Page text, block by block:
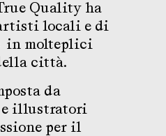
Quality ha
locali e di
in molteplici
città.
da
illustratori
per il